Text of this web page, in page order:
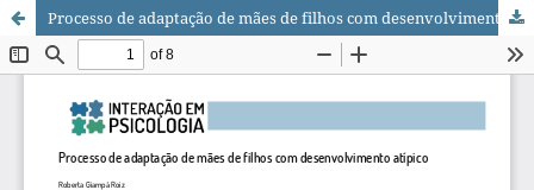
Processo de adaptação de mães de filhos com desenvolvimento atípico